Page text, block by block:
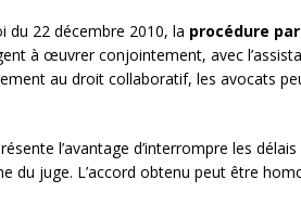
du 22 décembre 2010, la procédure
à œuvrer conjointement, avec
au droit collaboratif, les avocats
l’avantage d’interrompre les
du juge. L’accord obtenu peut être